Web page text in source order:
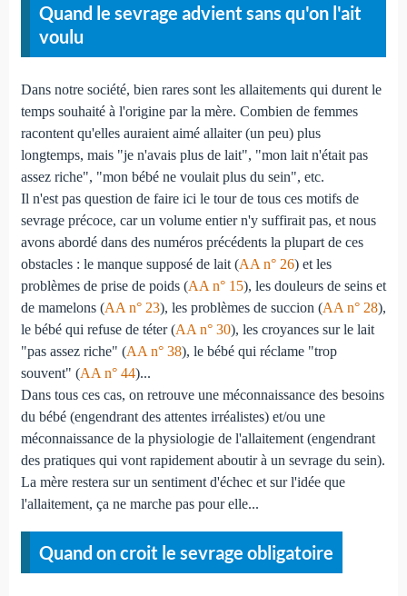
Quand le sevrage advient sans qu'on l'ait
voulu
Dans notre société, bien rares sont les allaitements qui durent le
temps souhaité à l'origine par la mère. Combien de femmes
racontent qu'elles auraient aimé allaiter (un peu) plus
longtemps, mais "je n'avais plus de lait", "mon lait n'était pas
assez riche", "mon bébé ne voulait plus du sein", etc.
Il n'est pas question de faire ici le tour de tous ces motifs de
sevrage précoce, car un volume entier n'y suffirait pas, et nous
avons abordé dans des numéros précédents la plupart de ces
obstacles : le manque supposé de lait (AA n° 26) et les
problèmes de prise de poids (AA n° 15), les douleurs de seins et
de mamelons (AA n° 23), les problèmes de succion (AA n° 28),
le bébé qui refuse de téter (AA n° 30), les croyances sur le lait
"pas assez riche" (AA n° 38), le bébé qui réclame "trop
souvent" (AA n° 44)...
Dans tous ces cas, on retrouve une méconnaissance des besoins
du bébé (engendrant des attentes irréalistes) et/ou une
méconnaissance de la physiologie de l'allaitement (engendrant
des pratiques qui vont rapidement aboutir à un sevrage du sein).
La mère restera sur un sentiment d'échec et sur l'idée que
l'allaitement, ça ne marche pas pour elle...
Quand on croit le sevrage obligatoire